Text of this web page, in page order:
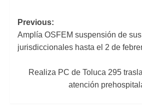
Navegación
de
entradas
Previous:
Amplía OSFEM suspensión de
jurisdiccionales hasta el 2 de
Realiza PC de Toluca 295
atención